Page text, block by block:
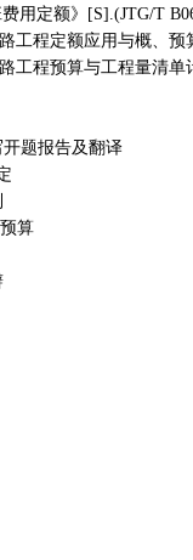
用定额》 [S].(JTG/T
工程定额应用与概、预
工程预算与工程量清单
题报告及翻译
算